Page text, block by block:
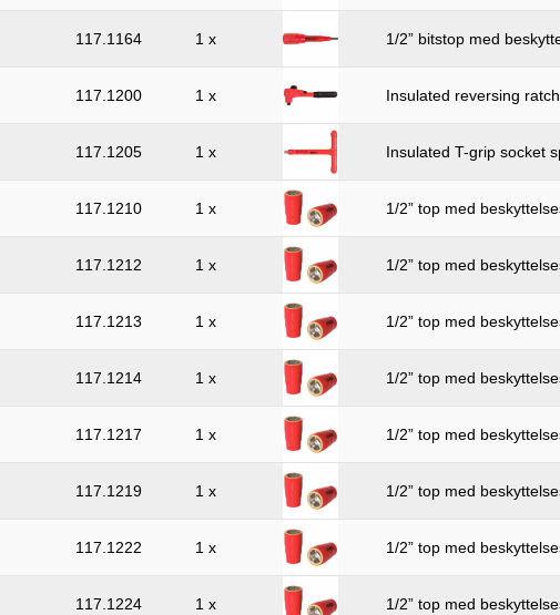
117.1164 1 x 1/2” bitstop med
117.1200 1 x Insulated reversing
117.1205 1 x Insulated T-grip socket
117.1210 1 x 1/2” top med
117.1212 1 x 1/2” top med
117.1213 1 x 1/2” top med
117.1214 1 x 1/2” top med
117.1217 1 x 1/2” top med
117.1219 1 x 1/2” top med
117.1222 1 x 1/2” top med
117.1224 1 x 1/2” top med